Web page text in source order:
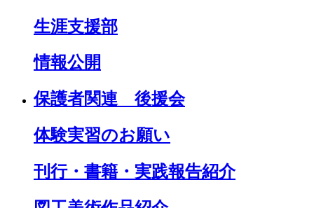
生涯支援部
情報公開
保護者関連 後援会
体験実習のお願い
刊行・書籍・実践報告紹介